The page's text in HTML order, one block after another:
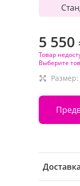
5 550
Товар
Выберите
Размер:
Доставка